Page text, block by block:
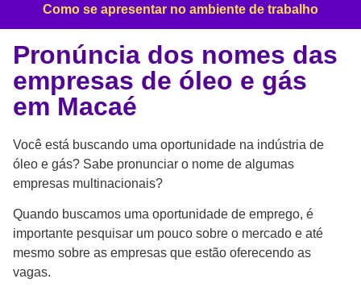
Como se apresentar no ambiente de trabalho
Pronúncia dos nomes das
empresas de óleo e gás
em Macaé
Você está buscando uma oportunidade na indústria de
óleo e gás? Sabe pronunciar o nome de algumas
empresas multinacionais?
Quando buscamos uma oportunidade de emprego, é
importante pesquisar um pouco sobre o mercado e até
mesmo sobre as empresas que estão oferecendo as
vagas.